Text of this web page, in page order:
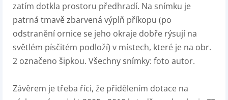
zatím dotkla prostoru předhradí. Na snímku je
patrná tmavě zbarvená výplň příkopu (po
odstranění ornice se jeho okraje dobře rýsují na
světlém písčitém podloží) v místech, které je na obr.
2 označeno šipkou. Všechny snímky: foto autor.
Závěrem je třeba říci, že přidělením dotace na